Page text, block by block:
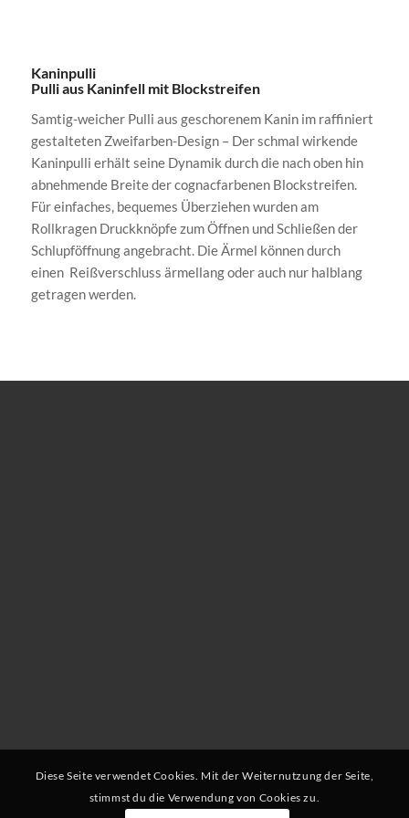
Kaninpulli
Pulli aus Kaninfell mit Blockstreifen
Samtig-weicher Pulli aus geschorenem Kanin im raffiniert
gestalteten Zweifarben-Design – Der schmal wirkende
Kaninpulli erhält seine Dynamik durch die nach oben hin
abnehmende Breite der cognacfarbenen Blockstreifen.
Für einfaches, bequemes Überziehen wurden am
Rollkragen Druckknöpfe zum Öffnen und Schließen der
Schlupföffnung angebracht. Die Ärmel können durch
einen Reißverschluss ärmellang oder auch nur halblang
getragen werden.
Diese Seite verwendet Cookies. Mit der Weiternutzung der Seite,
stimmst du die Verwendung von Cookies zu.